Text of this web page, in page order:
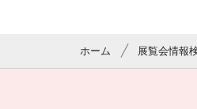
ホーム 展覧会情報